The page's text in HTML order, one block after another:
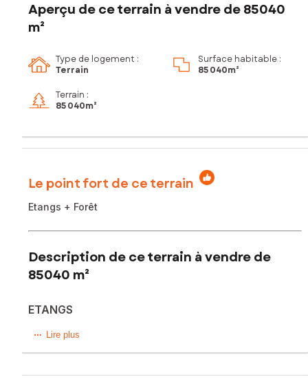
Aperçu de ce terrain à vendre de 85040
m²
Type de logement :
Terrain
Surface habitable :
85 040m²
Terrain :
85 040m²
Le point fort de ce terrain
Etangs + Forêt
Description de ce terrain à vendre de
85040 m²
ETANGS
Située à La Pérouille (36350), cette propriété offre un
chaleureuse et ses paysages verdoyants, offrant un
Lire plus